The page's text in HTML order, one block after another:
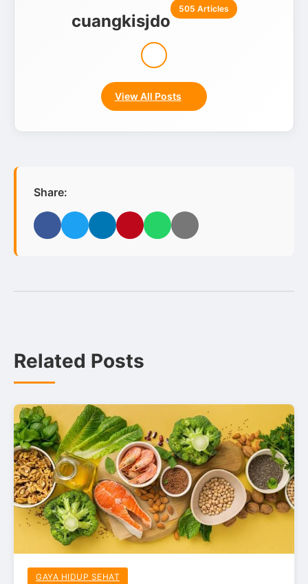
cuangkisjdo
505 Articles
View All Posts
Share:
Facebook
Twitter LinkedInPinterestWhatsApp
Email
Related Posts
GAYA HIDUP SEHAT